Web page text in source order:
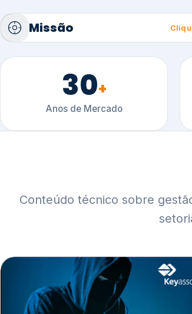
Missão
30+
Anos de Mercado
Conteúdo técnico sobre